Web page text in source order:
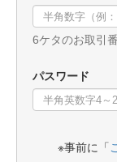
6ケタのお取引
パスワード
※事前に「